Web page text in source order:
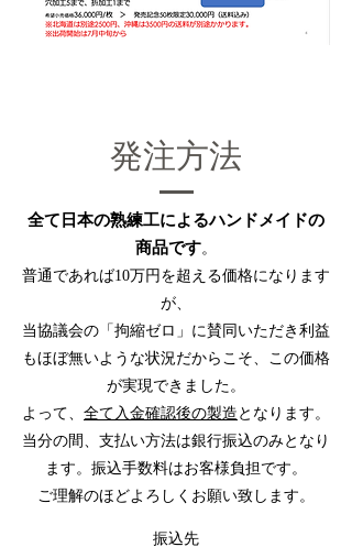
発注方法
全て日本の熟練工によるハンドメイドの
商品です。
普通であれば10万円を超える価格になります
が、
当協議会の「拘縮ゼロ」に賛同いただき利益
もほぼ無いような状況だからこそ、 この価格
が実現できました。
よって、 全て入金確認後の製造 となります。
当分の間、支払い方法は銀行振込のみとなり
ます。 振込手数料はお客様負担です。
ご理解のほどよろしくお願い致します。
振込先